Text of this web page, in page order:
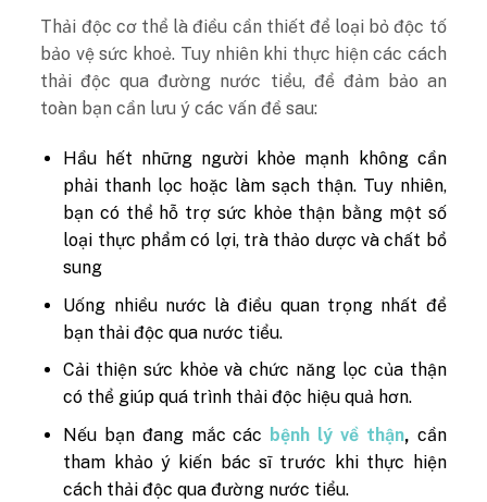
Thải độc cơ thể là điều cần thiết để loại bỏ độc tố
bảo vệ sức khoẻ. Tuy nhiên khi thực hiện các cách
thải độc qua đường nước tiểu, để đảm bảo an
toàn bạn cần lưu ý các vấn đề sau:
Hầu hết những người khỏe mạnh không cần
phải thanh lọc hoặc làm sạch thận. Tuy nhiên,
bạn có thể hỗ trợ sức khỏe thận bằng một số
loại thực phẩm có lợi, trà thảo dược và chất bổ
sung
Uống nhiều nước là điều quan trọng nhất để
bạn thải độc qua nước tiểu.
Cải thiện sức khỏe và chức năng lọc của thận
có thể giúp quá trình thải độc hiệu quả hơn.
Nếu bạn đang mắc các bệnh lý về thận, cần
tham khảo ý kiến bác sĩ trước khi thực hiện
cách thải độc qua đường nước tiểu.